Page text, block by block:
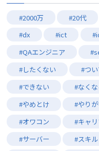
#2000万 #20代
#dx
#ict
#QAエンジニア
#したくない
#つ
#できない
#なくな
#やめとけ
#やり
#オワコン
#キャ
#サーバー
#スキル